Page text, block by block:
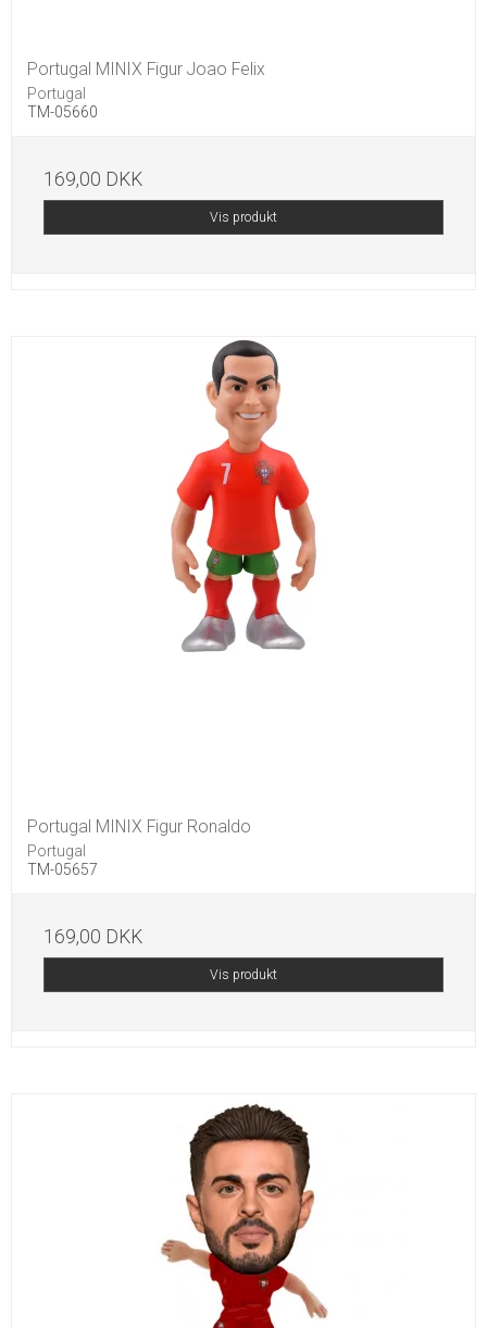
Portugal MINIX Figur Joao Felix
Portugal
TM-05660
169,00 DKK
Vis produkt
Portugal MINIX Figur Ronaldo
Portugal
TM-05657
169,00 DKK
Vis produkt